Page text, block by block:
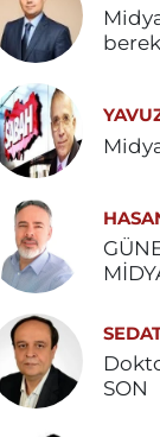
SON